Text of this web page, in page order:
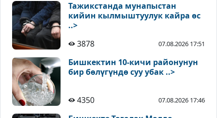
Тажикстанда мунапыстан
кийин кылмыштуулук кайра өс
..>
3878
07.08.2026 17:51
Бишкектин 10-кичи районунун
бир бөлүгүндө суу убак ..>
4350 07.08.2026 17:46